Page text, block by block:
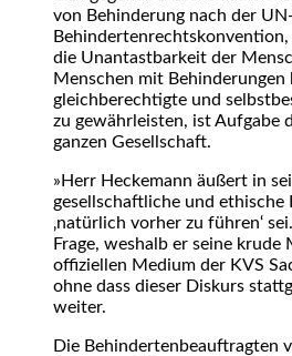
von Behinderung nach der UN-
die Unantastbarkeit der
Menschen mit Behinderungen
gleichberechtigte und
zu gewährleisten, ist Aufgabe
ganzen Gesellschaft.
»Herr Heckemann äußert in
gesellschaftliche und ethische
‚natürlich vorher zu führen‘
Frage, weshalb er seine krude
offiziellen Medium der KVS
ohne dass dieser Diskurs
weiter.
Die Behindertenbeauftragten